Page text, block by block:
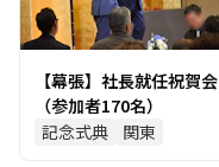
【幕張】社長就任祝賀会
（参加者170名）
記念式典
関東